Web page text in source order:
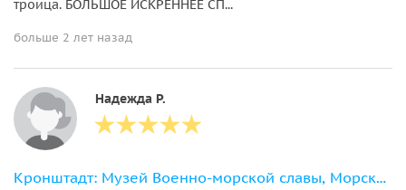
троица. БОЛЬШОЕ ИСКРЕННЕЕ СП...
больше 2 лет назад
Надежда Р.
Кронштадт: Музей Военно-морской славы, Морской собор + метеор